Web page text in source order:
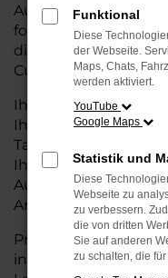
Ausstattung, der
fortschrittlichen
die ideale Lösung
Cuxhaven und
Ihr VW Autohaus in
Ihnen mit einer
Tageszulassungen
Ihnen, den T-Roc in
Anforderungen und
Profitieren Sie von
individuellen
Funktional
Diese
der Webseite.
Maps, Chats,
werden aktiviert.
YouTube
Google Maps
Statistik und
Diese
Webseite zu
zu verbessern.
die von dritten
Sie auf anderen
zu schalten, die